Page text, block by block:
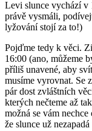
Levi slunce vychází v
právě vysmáli,
lyžování stojí za to!)
Pojďme tedy k věci.
16:00 (ano, můžeme
příliš unavené, aby
musíme vyrovnat. Se
pár dost zvláštních
kterých nečteme až
možná se vám
že slunce už